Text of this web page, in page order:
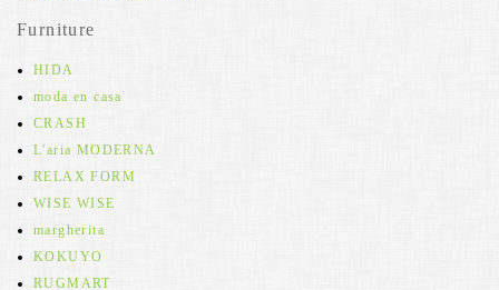
Furniture
HIDA
moda en casa
CRASH
L'aria MODERNA
RELAX FORM
WISE WISE
margherita
KOKUYO
RUGMART